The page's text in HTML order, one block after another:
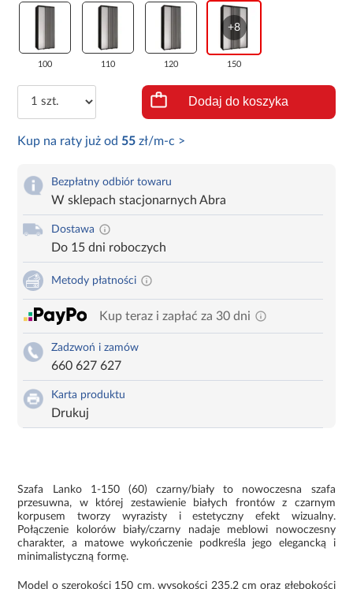
100 110 120
+8
150
Dodaj do koszyka
Kup na raty już od 55 zł/m-c >
Bezpłatny odbiór towaru
W sklepach stacjonarnych Abra
Dostawa
Do 15 dni roboczych
Metody płatności
Kup teraz i zapłać za 30 dni
Zadzwoń i zamów
660 627 627
Karta produktu
Drukuj
Szafa Lanko 1-150 (60) czarny/biały to nowoczesna szafa
przesuwna, w której zestawienie białych frontów z czarnym
korpusem tworzy wyrazisty i estetyczny efekt wizualny.
Połączenie kolorów biały/czarny nadaje meblowi nowoczesny
charakter, a matowe wykończenie podkreśla jego elegancką i
minimalistyczną formę.
Model o szerokości 150 cm, wysokości 235,2 cm oraz głębokości